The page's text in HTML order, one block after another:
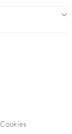
Cookies